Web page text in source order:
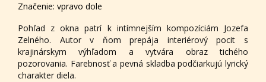
Značenie: vpravo dole
Pohľad z okna patrí k intímnejším kompozíciám Jozefa
Zelného. Autor v ňom prepája interiérový pocit s
krajinárskym výhľadom a vytvára obraz tichého
pozorovania. Farebnosť a pevná skladba podčiarkujú lyrický
charakter diela.